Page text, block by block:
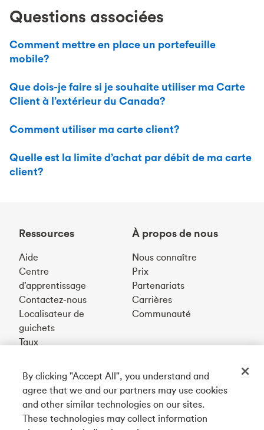
Questions associées
Comment mettre en place un portefeuille
mobile?
Que dois-je faire si je souhaite utiliser ma Carte
Client à l’extérieur du Canada?
Comment utiliser ma carte client?
Quelle est la limite d’achat par débit de ma carte
client?
Ressources
Aide
Centre
d’apprentissage
Contactez-nous
Localisateur de
guichets
Taux
À propos de nous
Nous connaître
Prix
Partenariats
Carrières
Communauté
Téléchargez notre appli
By clicking "Accept All", you understand and
agree that we and our partners may use cookies
and other similar technologies on our sites.
These technologies may collect information